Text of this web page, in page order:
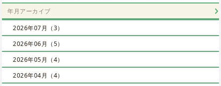
年月アーカイブ
2026年07月（3）
2026年06月（5）
2026年05月（4）
2026年04月（4）